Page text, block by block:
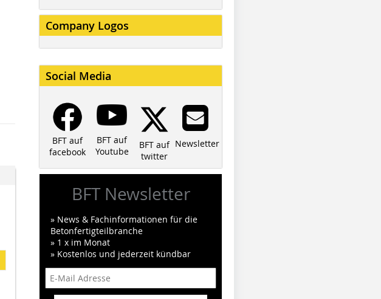
Company Logos
Social Media
BFT auf
facebook
BFT auf
Youtube
BFT auf
twitter
Newsletter
BFT Newsletter
» News & Fachinformationen für die
Betonfertigteilbranche
» 1 x im Monat
» Kostenlos und jederzeit kündbar